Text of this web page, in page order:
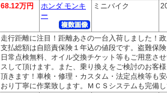
68.12万円
ホンダ モンキ
ー
ミニバイク
走行距離に注目！距離あさの一台入荷しました！
支払総額は自賠責保険１年込の値段です。盗難保
日常点検無料、オイル交換チケット等もご用意さ
スして頂けます。また、乗り換えをご検討のお客
頂きます！車検・修理・カスタム・法定点検等も
おり丁寧に作業致します。ＭＣＳシステムも完備